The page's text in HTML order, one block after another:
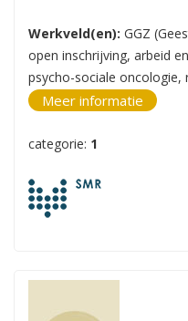
Werkveld(en): GGZ
open inschrijving, arbeid
psycho-sociale oncologie,
Meer informatie
categorie: 1